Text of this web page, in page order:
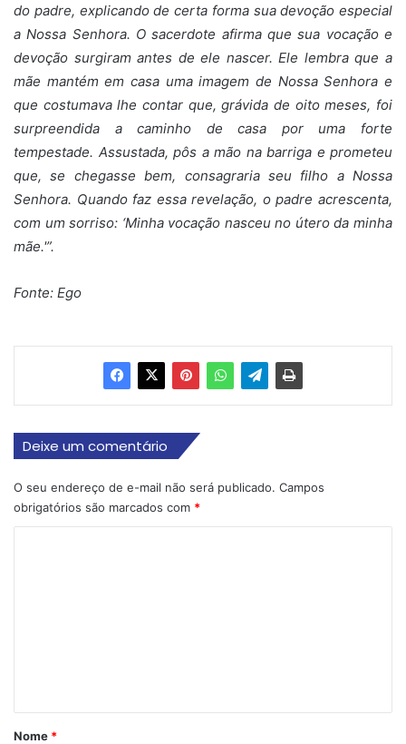
do padre, explicando de certa forma sua devoção especial
a Nossa Senhora. O sacerdote afirma que sua vocação e
devoção surgiram antes de ele nascer. Ele lembra que a
mãe mantém em casa uma imagem de Nossa Senhora e
que costumava lhe contar que, grávida de oito meses, foi
surpreendida a caminho de casa por uma forte
tempestade. Assustada, pôs a mão na barriga e prometeu
que, se chegasse bem, consagraria seu filho a Nossa
Senhora. Quando faz essa revelação, o padre acrescenta,
com um sorriso: ‘Minha vocação nasceu no útero da minha
mãe.'”.
Fonte: Ego
Deixe um comentário
O seu endereço de e-mail não será publicado. Campos
obrigatórios são marcados com *
rNome *